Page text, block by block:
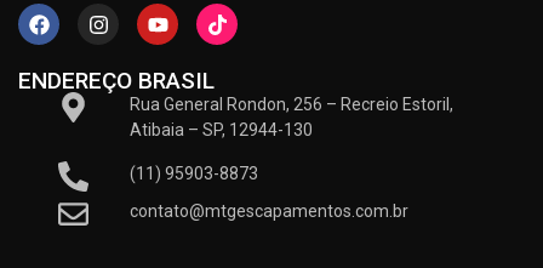
ENDEREÇO BRASIL
Rua General Rondon, 256 – Recreio Estoril,
Atibaia – SP, 12944-130
(11) 95903-8873
contato@mtgescapamentos.com.br